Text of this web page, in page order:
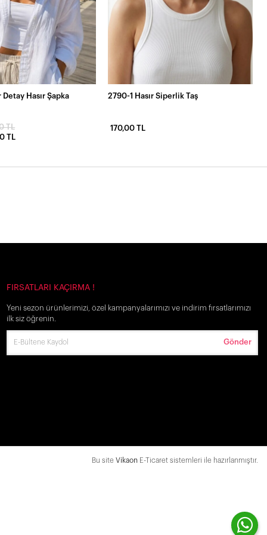
Hasır Şapka
TL
TL
2790-1 Hasır Siperlik Taş
170,00 TL
FIRSATLARI KAÇIRMA !
Yeni sezon ürünlerimizi, özel kampanyalarımızı ve indirim fırsatlarımızı
ilk siz öğrenin.
Gönder
Bu site Vikaon E-Ticaret sistemleri ile hazırlanmıştır.